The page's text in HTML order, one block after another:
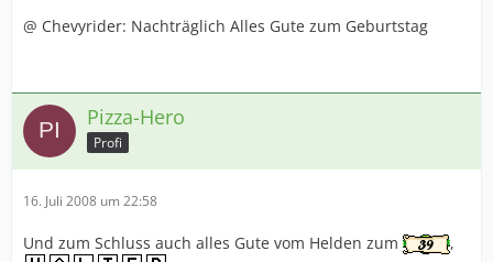
@ Chevyrider: Nachträglich Alles Gute zum Geburtstag
Pizza-Hero
Profi
16. Juli 2008 um 22:58
Und zum Schluss auch alles Gute vom Helden zum
,